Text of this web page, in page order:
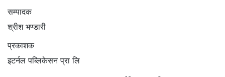
सम्पादक
श्रीश भण्डारी
प्रकाशक
इटर्नल पब्लिकेसन प्रा लि